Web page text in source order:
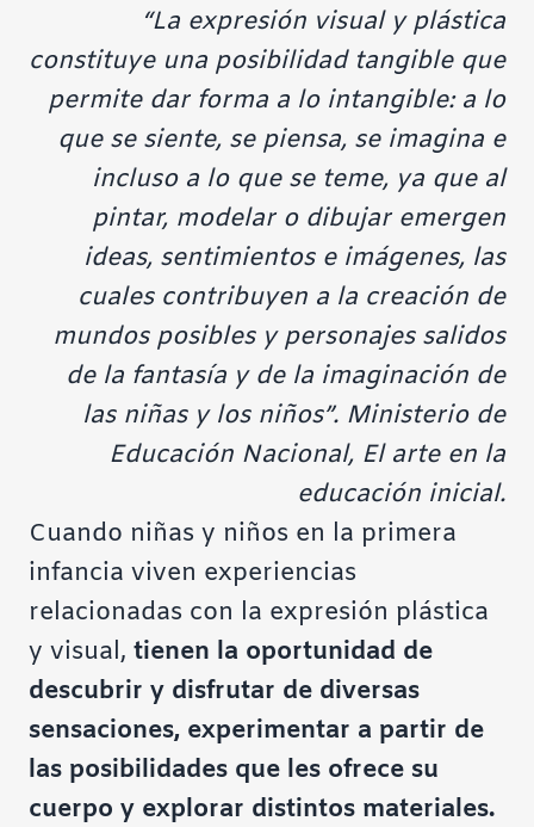
“La expresión visual y plástica
constituye una posibilidad tangible que
permite dar forma a lo intangible: a lo
que se siente, se piensa, se imagina e
incluso a lo que se teme, ya que al
pintar, modelar o dibujar emergen
ideas, sentimientos e imágenes, las
cuales contribuyen a la creación de
mundos posibles y personajes salidos
de la fantasía y de la imaginación de
las niñas y los niños”. Ministerio de
Educación Nacional, El arte en la
educación inicial.
Cuando niñas y niños en la primera
infancia viven experiencias
relacionadas con la expresión plástica
y visual, tienen la oportunidad de
descubrir y disfrutar de diversas
sensaciones, experimentar a partir de
las posibilidades que les ofrece su
cuerpo y explorar distintos materiales.